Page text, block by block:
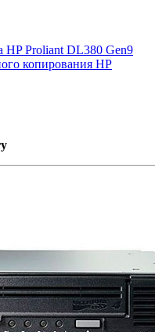
HP Proliant DL380 Gen9
копирования HP